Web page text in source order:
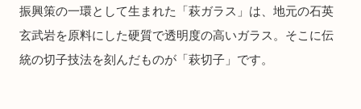
振興策の一環として生まれた「萩ガラス」は、地元の石英
玄武岩を原料にした硬質で透明度の高いガラス。そこに伝
統の切子技法を刻んだものが「萩切子」です。